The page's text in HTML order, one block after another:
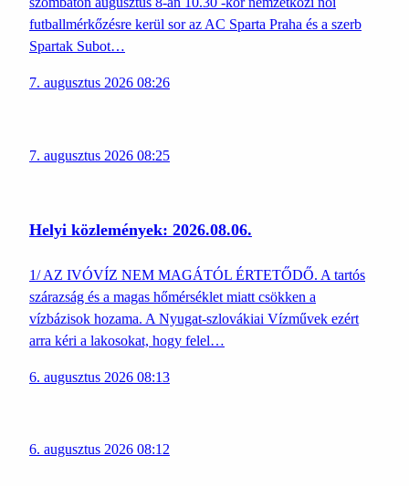
futballmérkőzésre kerül sor az AC Sparta Praha és a szerb
Spartak Subot…
7. augusztus 2026 08:26
7. augusztus 2026 08:25
Helyi közlemények: 2026.08.06.
1/ AZ IVÓVÍZ NEM MAGÁTÓL ÉRTETŐDŐ. A tartós
szárazság és a magas hőmérséklet miatt csökken a
vízbázisok hozama. A Nyugat-szlovákiai Vízművek ezért
arra kéri a lakosokat, hogy felel…
6. augusztus 2026 08:13
6. augusztus 2026 08:12